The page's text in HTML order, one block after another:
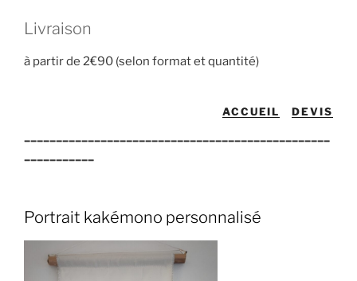
Livraison
à partir de 2€90 (selon format et quantité)
ACCUEIL DEVIS
Portrait kakémono personnalisé